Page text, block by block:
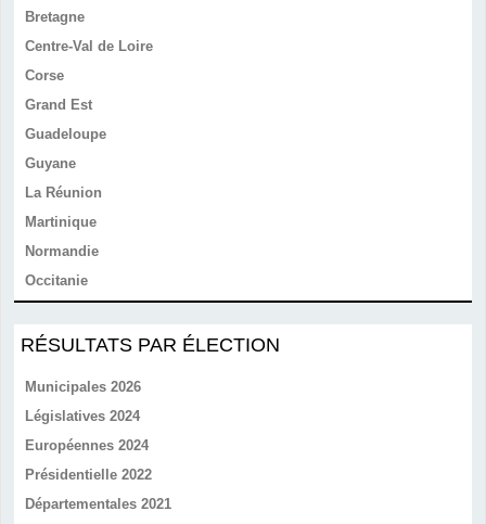
Bretagne
Centre-Val de Loire
Corse
Grand Est
Guadeloupe
Guyane
La Réunion
Martinique
Normandie
Occitanie
RÉSULTATS PAR ÉLECTION
Municipales 2026
Législatives 2024
Européennes 2024
Présidentielle 2022
Départementales 2021